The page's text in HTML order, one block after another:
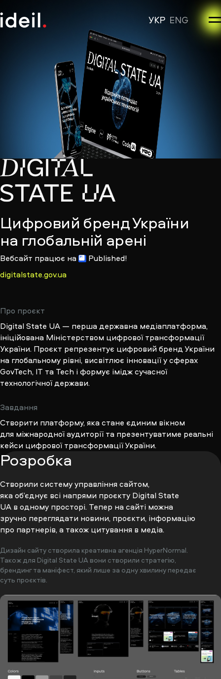
УКР ENG
Цифровий бренд України
на глобальній арені
Вебсайт працює на
Published!
digitalstate.gov.ua
Про проєкт
Digital State UA — перша державна медіаплатформа,
ініційована Міністерством цифрової трансформації
України. Проєкт репрезентує цифровий бренд України
на глобальному рівні, висвітлює інновації у сферах
GovTech, IT та Tech і формує імідж сучасної
технологічної держави.
Завдання
Створити платформу, яка стане єдиним вікном
для міжнародної аудиторії та презентуватиме реальні
кейси цифрової трансформації України.
Розробка
Створили систему управління сайтом,
яка об’єднує всі напрями проєкту Digital State
UA в одному просторі. Тепер на сайті можна
зручно переглядати новини, проєкти, інформацію
про партнерів, а також цитування в медіа.
Дизайн сайту створила креативна агенція HyperNormal.
Також для Digital State UA вони створили стратегію,
брендинг та маніфест, який лише за одну хвилину передає
суть проєктів.